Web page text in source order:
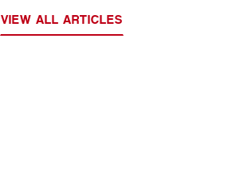
VIEW ALL ARTICLES